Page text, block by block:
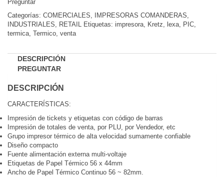
Preguntar
Categorías: COMERCIALES, IMPRESORAS COMANDERAS,
INDUSTRIALES, RETAIL Etiquetas: impresora, Kretz, lexa, PIC,
termica, Termico, venta
DESCRIPCIÓN
PREGUNTAR
DESCRIPCIÓN
CARACTERÍSTICAS:
Impresión de tickets y etiquetas con código de barras
Impresión de totales de venta, por PLU, por Vendedor, etc
Grupo impresor térmico de alta velocidad sumamente confiable
Diseño compacto
Fuente alimentación externa multi-voltaje
Etiquetas de Papel Térmico 56 x 44mm
Ancho de Papel Térmico Continuo 56 ~ 82mm.